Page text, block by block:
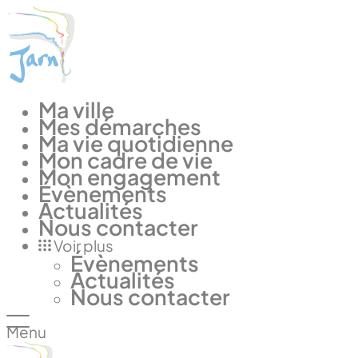
Panneau de gestion des cookies
Ma ville
Mes démarches
Ma vie quotidienne
Mon cadre de vie
Mon engagement
Évènements
Actualités
Nous contacter
Voir plus
Évènements
Actualités
Nous contacter
Menu